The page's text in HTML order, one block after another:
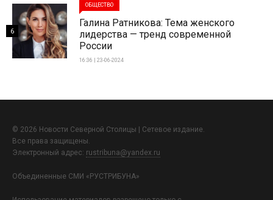
ОБЩЕСТВО
Галина Ратникова: Тема женского
лидерства — тренд современной
России
16:36 | 23-06-2024
6
© 2026 Новости Северной Столицы | Сетевое издание.
Все права защищены.
Электронный адрес: rustribuna@yandex.ru
Объединенные СМИ «РУСТРИБУНА»